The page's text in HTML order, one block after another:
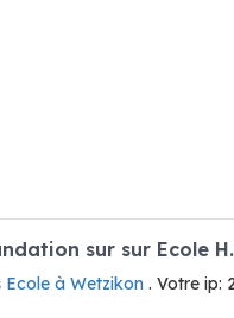
sur sur Ecole
Ecole à Wetzikon . Votre ip: